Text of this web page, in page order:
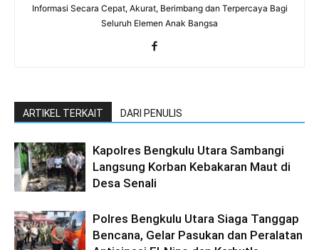
Informasi Secara Cepat, Akurat, Berimbang dan Terpercaya Bagi
Seluruh Elemen Anak Bangsa
ARTIKEL TERKAIT DARI PENULIS
Kapolres Bengkulu Utara Sambangi
Langsung Korban Kebakaran Maut di
Desa Senali
Polres Bengkulu Utara Siaga Tanggap
Bencana, Gelar Pasukan dan Peralatan